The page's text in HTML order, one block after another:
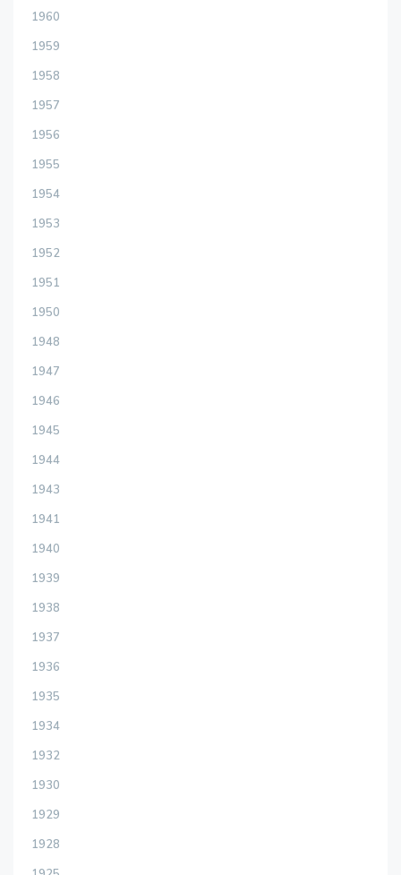
1960
1959
1958
1957
1956
1955
1954
1953
1952
1951
1950
1948
1947
1946
1945
1944
1943
1941
1940
1939
1938
1937
1936
1935
1934
1932
1930
1929
1928